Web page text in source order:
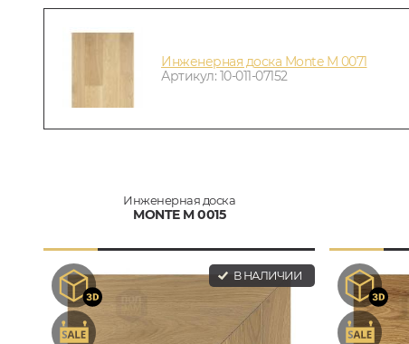
Инженерная доска Monte M 0071
Артикул: 10-011-07152
Инженерная доска
MONTE M 0015
В НАЛИЧИИ